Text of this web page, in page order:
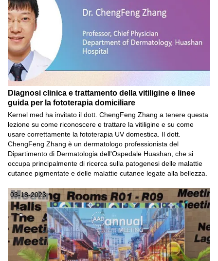
Diagnosi clinica e trattamento della vitiligine e linee
guida per la fototerapia domiciliare
Kernel med ha invitato il dott. ChengFeng Zhang a tenere questa
lezione su come riconoscere e trattare la vitiligine e su come
usare correttamente la fototerapia UV domestica. Il dott.
ChengFeng Zhang è un dermatologo professionista del
Dipartimento di Dermatologia dell'Ospedale Huashan, che si
occupa principalmente di ricerca sulla patogenesi delle malattie
cutanee pigmentate e delle malattie cutanee legate alla bellezza.
03-18-2023